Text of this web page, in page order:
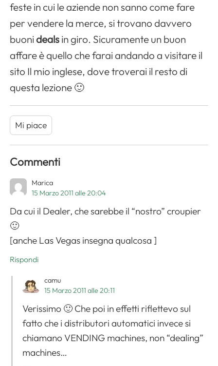
feste in cui le aziende non sanno come fare
per vendere la merce, si trovano davvero
buoni dealsin giro. Sicuramente un buon
affare è quello che farai andando a visitare il
sito Il mio inglese, dove troverai il resto di
questa lezione 🙂
Mi piace
Commenti
Marica
15 Marzo 2011 alle 20:04
Da cui il Dealer, che sarebbe il “nostro” croupier
🙂
[anche Las Vegas insegna qualcosa ]
Rispondi
camu
15 Marzo 2011 alle 20:11
Verissimo 🙂 Che poi in effetti riflettevo sul
fatto che i distributori automatici invece si
chiamano VENDING machines, non “dealing”
machines…